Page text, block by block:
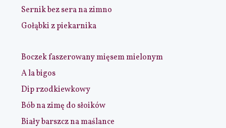
Sernik bez sera na zimno
Gołąbki z piekarnika
Boczek faszerowany mięsem mielonym
A la bigos
Dip rzodkiewkowy
Bób na zimę do słoików
Biały barszcz na maślance